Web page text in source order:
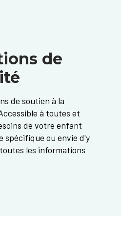
de
de soutien à la
à toutes et
de votre enfant
spécifique ou envie d'y
les informations